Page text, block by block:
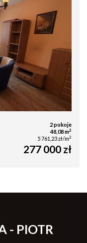
2 pokoje
48,08 m2
5 761,23 zł/m2
277 000 zł
- PIOTR